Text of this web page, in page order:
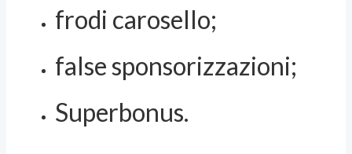
frodi carosello;
false sponsorizzazioni;
Superbonus.